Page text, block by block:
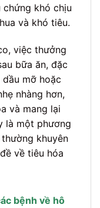
khó chịu
và khó tiêu.
việc thưởng
bữa ăn, đặc
mỡ hoặc
nhàng hơn,
và mang lại
là một phương
khuyên
về tiêu hóa
bệnh về hô